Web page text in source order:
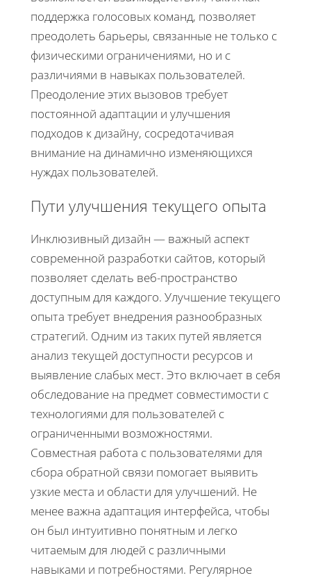
поддержка голосовых команд, позволяет
преодолеть барьеры, связанные не только с
физическими ограничениями, но и с
различиями в навыках пользователей.
Преодоление этих вызовов требует
постоянной адаптации и улучшения
подходов к дизайну, сосредотачивая
внимание на динамично изменяющихся
нуждах пользователей.
Пути улучшения текущего опыта
Инклюзивный дизайн — важный аспект
современной разработки сайтов, который
позволяет сделать веб-пространство
доступным для каждого. Улучшение текущего
опыта требует внедрения разнообразных
стратегий. Одним из таких путей является
анализ текущей доступности ресурсов и
выявление слабых мест. Это включает в себя
обследование на предмет совместимости с
технологиями для пользователей с
ограниченными возможностями.
Совместная работа с пользователями для
сбора обратной связи помогает выявить
узкие места и области для улучшений. Не
менее важна адаптация интерфейса, чтобы
он был интуитивно понятным и легко
читаемым для людей с различными
навыками и потребностями. Регулярное